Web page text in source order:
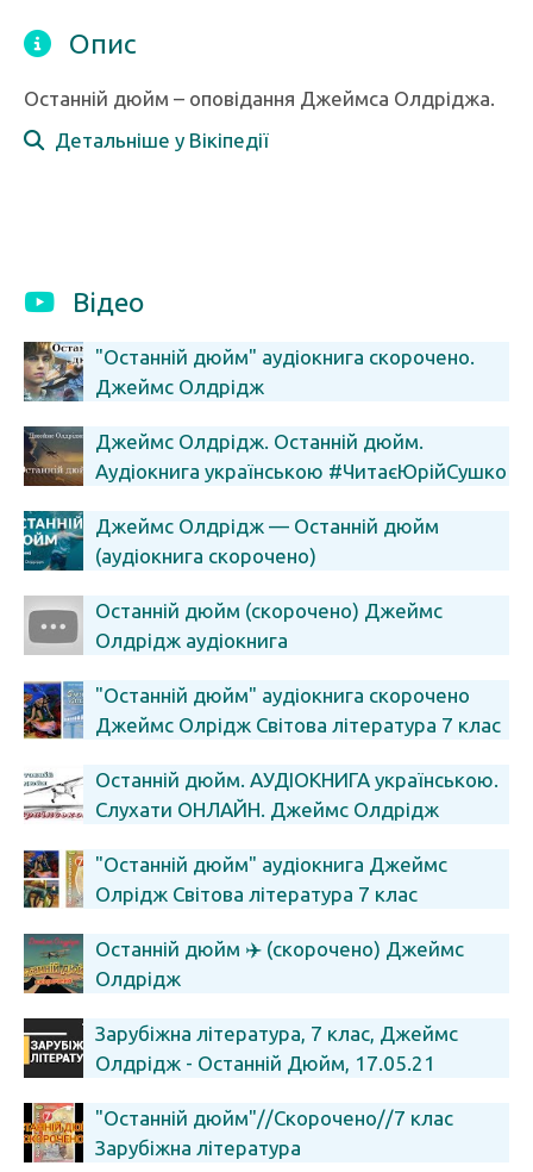
Опис
Останній дюйм – оповідання Джеймса Олдріджа.
Детальніше у Вікіпедії
Відео
"Останній дюйм" аудіокнига скорочено.
Джеймс Олдрідж
Джеймс Олдрідж. Останній дюйм.
Аудіокнига українською #ЧитаєЮрійСушко
Джеймс Олдрідж — Останній дюйм
(аудіокнига скорочено)
Останній дюйм (скорочено) Джеймс
Олдрідж аудіокнига
"Останній дюйм" аудіокнига скорочено
Джеймс Олрідж Світова література 7 клас
Останній дюйм. АУДІОКНИГА українською.
Слухати ОНЛАЙН. Джеймс Олдрідж
"Останній дюйм" аудіокнига Джеймс
Олрідж Світова література 7 клас
Останній дюйм ✈️ (скорочено) Джеймс
Олдрідж
Зарубіжна література, 7 клас, Джеймс
Олдрідж - Останній Дюйм, 17.05.21
"Останній дюйм"//Скорочено//7 клас
Зарубіжна література